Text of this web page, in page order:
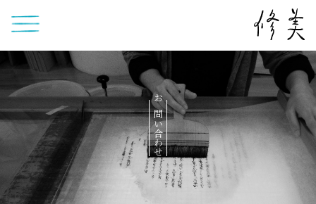
お問い合わせ